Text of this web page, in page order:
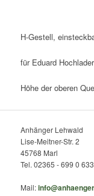
H-Gestell,
für Eduard
Höhe der oberen
Anhänger Lehwald
Lise-Meitner-Str. 2
45768 Marl
Tel. 02365 - 699 0 633
Mail: